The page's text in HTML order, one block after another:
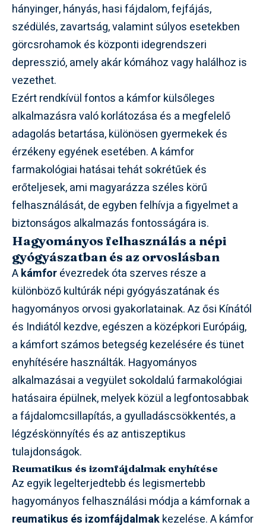
hányinger, hányás, hasi fájdalom, fejfájás,
szédülés, zavartság, valamint súlyos esetekben
görcsrohamok és központi idegrendszeri
depresszió, amely akár kómához vagy halálhoz is
vezethet.
Ezért rendkívül fontos a kámfor külsőleges
alkalmazásra való korlátozása és a megfelelő
adagolás betartása, különösen gyermekek és
érzékeny egyének esetében. A kámfor
farmakológiai hatásai tehát sokrétűek és
erőteljesek, ami magyarázza széles körű
felhasználását, de egyben felhívja a figyelmet a
biztonságos alkalmazás fontosságára is.
Hagyományos felhasználás a népi
gyógyászatban és az orvoslásban
Akámforévezredek óta szerves része a
különböző kultúrák népi gyógyászatának és
hagyományos orvosi gyakorlatainak. Az ősi Kínától
és Indiától kezdve, egészen a középkori Európáig,
a kámfort számos betegség kezelésére és tünet
enyhítésére használták. Hagyományos
alkalmazásai a vegyület sokoldalú farmakológiai
hatásaira épülnek, melyek közül a legfontosabbak
a fájdalomcsillapítás, a gyulladáscsökkentés, a
légzéskönnyítés és az antiszeptikus
tulajdonságok.
Reumatikus és izomfájdalmak enyhítése
Az egyik legelterjedtebb és legismertebb
hagyományos felhasználási módja a kámfornak a
reumatikus és izomfájdalmakkezelése. A kámfor